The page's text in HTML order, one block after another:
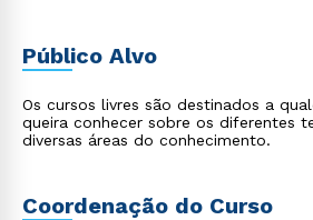
Público Alvo
Os cursos livres são destinados a
queira conhecer sobre os diferentes
diversas áreas do conhecimento.
Coordenação do Curso